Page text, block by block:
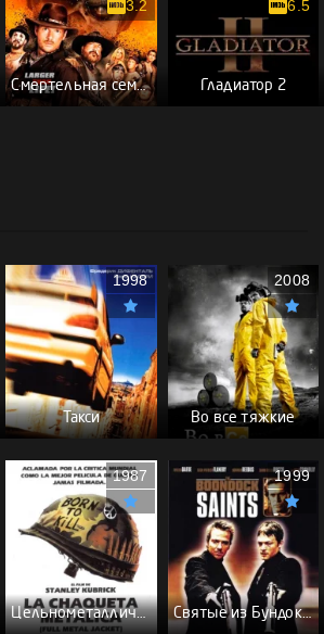
Смертельная семёрка
3.2
Гладиатор 2
6.5
Такси
1998
Во все тяжкие
2008
Цельнометаллическая оболочка - (Перевод Гоблина)
1987
Святые из Бундока \ Святые из трущоб - (Перевод Гоблина)
1999